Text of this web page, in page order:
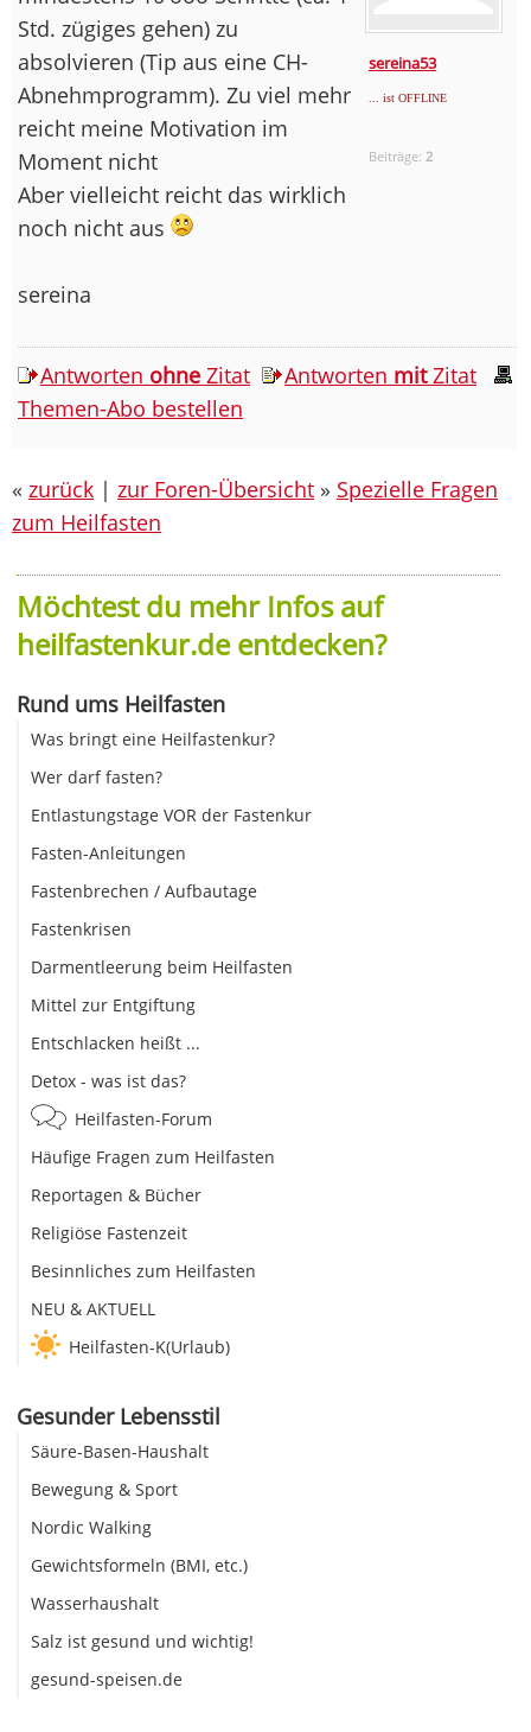
sereina53
... ist OFFLINE
Beiträge: 2
Std. zügiges gehen) zu
absolvieren (Tip aus eine CH-
Abnehmprogramm). Zu viel mehr
reicht meine Motivation im
Moment nicht
Aber vielleicht reicht das wirklich
noch nicht aus
sereina
Antworten ohne Zitat Antworten mitZitat
Themen-Abo bestellen
« zurück | zur Foren-Übersicht » Spezielle Fragen
zum Heilfasten
Möchtest du mehr Infos auf
heilfastenkur.de entdecken?
Rund ums Heilfasten
Was bringt eine Heilfastenkur?
Wer darf fasten?
Entlastungstage VOR der Fastenkur
Fasten-Anleitungen
Fastenbrechen / Aufbautage
Fastenkrisen
Darmentleerung beim Heilfasten
Mittel zur Entgiftung
Entschlacken heißt ...
Detox - was ist das?
Heilfasten-Forum
Häufige Fragen zum Heilfasten
Reportagen & Bücher
Religiöse Fastenzeit
Besinnliches zum Heilfasten
NEU & AKTUELL
Heilfasten-K(Urlaub)
Gesunder Lebensstil
Säure-Basen-Haushalt
Bewegung & Sport
Nordic Walking
Gewichtsformeln (BMI, etc.)
Wasserhaushalt
Salz ist gesund und wichtig!
gesund-speisen.de